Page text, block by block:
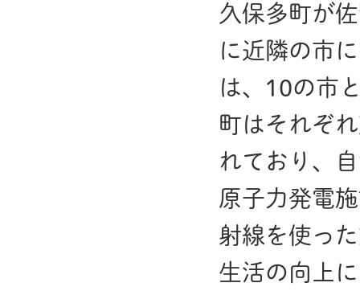
久保多町が
に近隣の市
は、10の市
町はそれぞ
れており、
原子力発電
射線を使っ
生活の向上